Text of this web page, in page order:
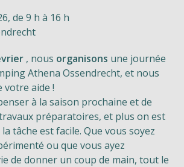
Contact
FR NL EN
Apple App Store
de 9 h à 16 h
, nous organisons une journée
Athena Ossendrecht, et nous
votre aide !
à la saison prochaine et de
préparatoires, et plus on est
tâche est facile. Que vous soyez
ou que vous ayez
de donner un coup de main, tout le